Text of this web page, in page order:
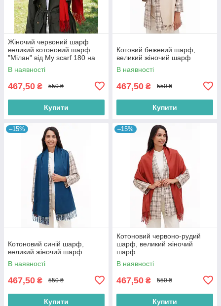
Жіночий червоний шарф
великий котоновий шарф
"Мілан" від My scarf 180 на
60 см
В наявності
467,50 ₴ 550 ₴
Купити
Котовий бежевий шарф,
великий жіночий шарф
В наявності
467,50 ₴ 550 ₴
Купити
–15%
Котоновий синій шарф,
великий жіночий шарф
В наявності
467,50 ₴ 550 ₴
Купити
–15%
Котоновий червоно-рудий
шарф, великий жіночий
шарф
В наявності
467,50 ₴ 550 ₴
Купити